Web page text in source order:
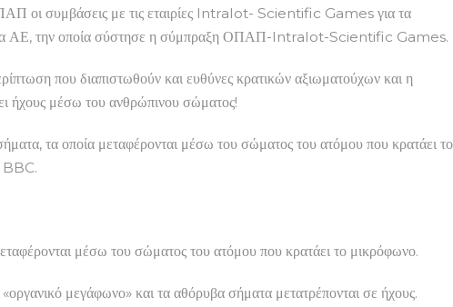
οι συμβάσεις με τις εταιρίες Intralot- Scientific Games για τα
Λαχεία ΑΕ, την οποία σύστησε η σύμπραξη ΟΠΑΠ-Intralot-Scientific Games.
που διαπιστωθούν και ευθύνες κρατικών αξιωματούχων και η
μέσω του ανθρώπινου σώματος!
τα οποία μεταφέρονται μέσω του σώματος του ατόμου που κρατάει το
BBC.
μέσω του σώματος του ατόμου που κρατάει το μικρόφωνο.
μεγάφωνο» και τα αθόρυβα σήματα μετατρέπονται σε ήχους.